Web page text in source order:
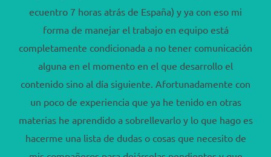
ecuentro 7 horas atrás de España) y ya con eso mi
forma de manejar el trabajo en equipo está
completamente condicionada a no tener comunicación
alguna en el momento en el que desarrollo el
contenido sino al día siguiente. Afortunadamente con
un poco de experiencia que ya he tenido en otras
materias he aprendido a sobrellevarlo y lo que hago es
hacerme una lista de dudas o cosas que necesito de